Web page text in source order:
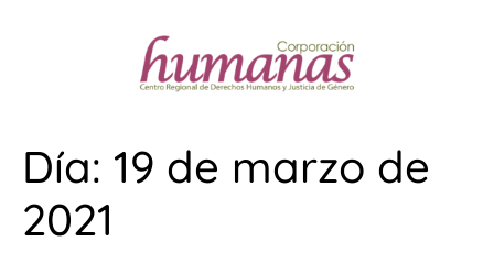
Día: 19 de marzo de
2021